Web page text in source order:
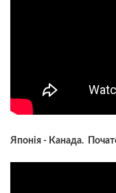
Японія - Канада.